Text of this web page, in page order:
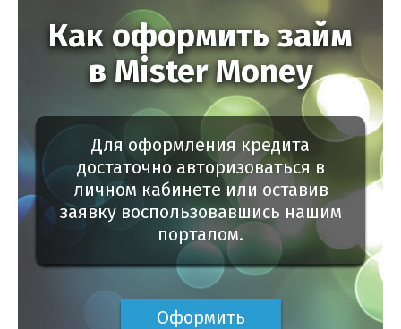
Как оформить займ
в Mister Money
Для оформления кредита
достаточно авторизоваться в
личном кабинете или оставив
заявку воспользовавшись нашим
порталом.
Оформить